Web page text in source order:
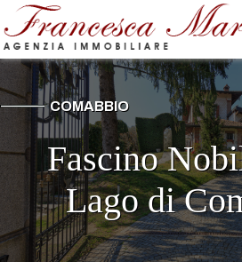
COMABBIO
Fascino
Lago di